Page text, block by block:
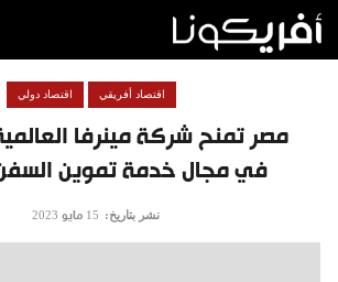
مصر تمنح شركة مينرفا
في مجال خدمة تموين
اقتصاد أفريقي اقتصاد دولي
نشر بتاريخ: 15 مايو 2023